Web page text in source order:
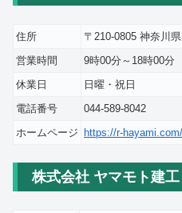
住所 〒210-0805 神奈川
営業時間
9時00分～18時00分
休業日
日曜・祝日
電話番号
044-589-8042
ホームページ https://r-hayami.com/
株式会社 ヤマモト建工